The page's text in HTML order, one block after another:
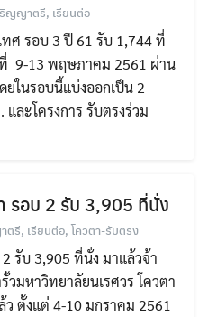
ญญาตรี, เรียนต่อ
ทศ รอบ 3 ปี 61 รับ 1,744 ที่
9-13 พฤษภาคม 2561 ผ่าน
ในรอบนี้แบ่งออกเป็น 2
และโครงการ รับตรงร่วม
รอบ 2 รับ 3,905 ที่นั่ง
ตรี, เรียนต่อ, โควตา-รับตรง
รับ 3,905 ที่นั่ง มาแล้วจ้า
มหาวิทยาลัยนเรศวร โควตา
ว ตั้งแต่ 4-10 มกราคม 2561